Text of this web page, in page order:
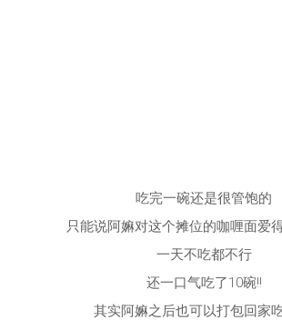
吃完一碗还是很管饱的
只能说阿嫲对这个摊位的咖喱面爱
一天不吃都不行
还一口气吃了10碗‼
其实阿嫲之后也可以打包回家